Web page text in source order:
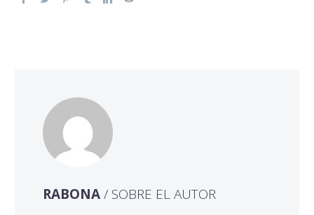
RABONA/ SOBRE EL AUTOR